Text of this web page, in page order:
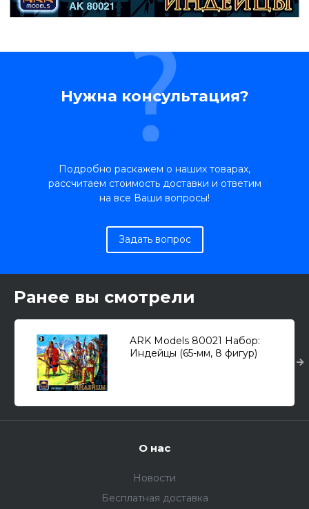
Нужна консультация?
Подробно раскажем о наших товарах,
рассчитаем стоимость доставки и ответим
на все Ваши вопросы!
Задать вопрос
Ранее вы смотрели
ARK Models 80021 Набор:
Индейцы (65-мм, 8 фигур)
О нас
Новости
Бесплатная доставка